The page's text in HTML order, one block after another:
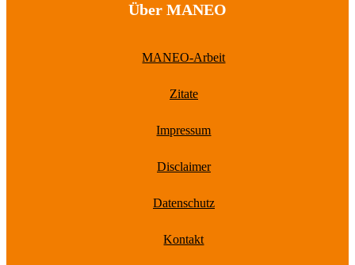
Über MANEO
MANEO-Arbeit
Zitate
Impressum
Disclaimer
Datenschutz
Kontakt